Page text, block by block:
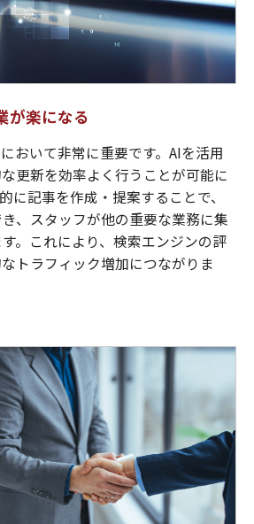
が楽になる
おいて非常に重要です。AIを活用
更新を効率よく行うことが可能に
に記事を作成・提案することで、
、スタッフが他の重要な業務に集
。これにより、検索エンジンの評
トラフィック増加につながりま